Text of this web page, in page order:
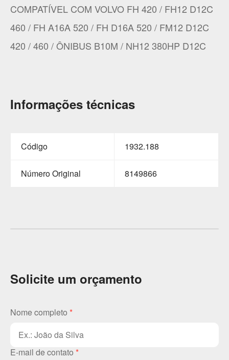
COMPATÍVEL COM VOLVO FH 420 / FH12 D12C
460 / FH A16A 520 / FH D16A 520 / FM12 D12C
420 / 460 / ÔNIBUS B10M / NH12 380HP D12C
Informações técnicas
Código 1932.188
Número Original 8149866
Solicite um orçamento
Nome completo *
E-mail de contato *